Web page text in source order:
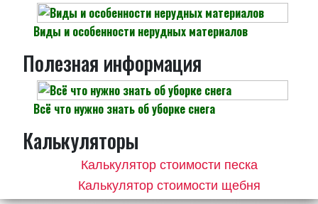
Виды и особенности нерудных материалов
Полезная информация
Всё что нужно знать об уборке снега
Калькуляторы
Калькулятор стоимости песка
Калькулятор стоимости щебня